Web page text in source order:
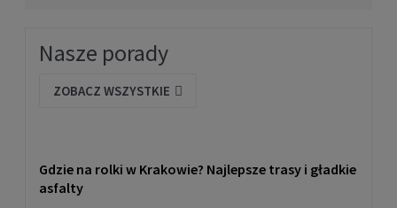
69,00 zł
Nasze porady
ZOBACZ WSZYSTKIE
Gdzie na rolki w Krakowie? Najlepsze trasy i gładkie
asfalty